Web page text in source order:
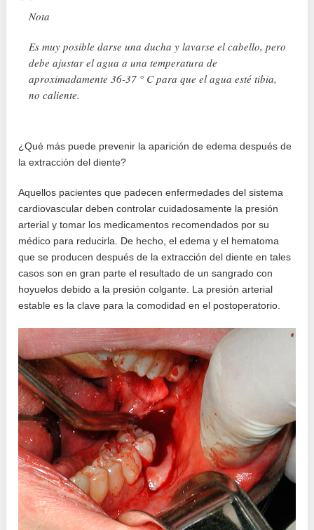
Nota
Es muy posible darse una ducha y lavarse el cabello, pero
debe ajustar el agua a una temperatura de
aproximadamente 36-37 ° C para que el agua esté tibia,
no caliente.
¿Qué más puede prevenir la aparición de edema después de
la extracción del diente?
Aquellos pacientes que padecen enfermedades del sistema
cardiovascular deben controlar cuidadosamente la presión
arterial y tomar los medicamentos recomendados por su
médico para reducirla. De hecho, el edema y el hematoma
que se producen después de la extracción del diente en tales
casos son en gran parte el resultado de un sangrado con
hoyuelos debido a la presión colgante. La presión arterial
estable es la clave para la comodidad en el postoperatorio.